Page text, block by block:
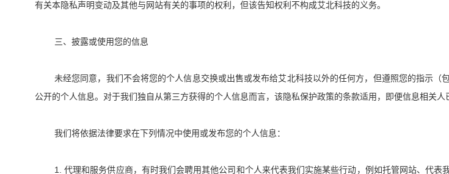
有关本隐私声明变动及其他与网站有关的事项的权利，但该告知权利不构成艾北科技的义务。
三、披露或使用您的信息
未经您同意，我们不会将您的个人信息交换或出售或发布给艾北科技以外的任何方，但遵照您的指示
公开的个人信息。对于我们独自从第三方获得的个人信息而言，该隐私保护政策的条款适用，即便信息相关
我们将依据法律要求在下列情况中使用或发布您的个人信息：
1.代理和服务供应商，有时我们会聘用其他公司和个人来代表我们实施某些行动，例如托管网站、代